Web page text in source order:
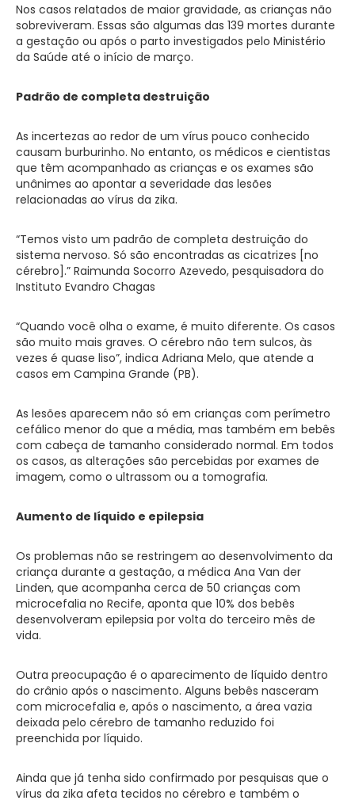
Nos casos relatados de maior gravidade, as crianças não
sobreviveram. Essas são algumas das 139 mortes durante
a gestação ou após o parto investigados pelo Ministério
da Saúde até o início de março.
Padrão de completa destruição
As incertezas ao redor de um vírus pouco conhecido
causam burburinho. No entanto, os médicos e cientistas
que têm acompanhado as crianças e os exames são
unânimes ao apontar a severidade das lesões
relacionadas ao vírus da zika.
“Temos visto um padrão de completa destruição do
sistema nervoso. Só são encontradas as cicatrizes [no
cérebro].” Raimunda Socorro Azevedo, pesquisadora do
Instituto Evandro Chagas
“Quando você olha o exame, é muito diferente. Os casos
são muito mais graves. O cérebro não tem sulcos, às
vezes é quase liso”, indica Adriana Melo, que atende a
casos em Campina Grande (PB).
As lesões aparecem não só em crianças com perímetro
cefálico menor do que a média, mas também em bebês
com cabeça de tamanho considerado normal. Em todos
os casos, as alterações são percebidas por exames de
imagem, como o ultrassom ou a tomografia.
Aumento de líquido e epilepsia
Os problemas não se restringem ao desenvolvimento da
criança durante a gestação, a médica Ana Van der
Linden, que acompanha cerca de 50 crianças com
microcefalia no Recife, aponta que 10% dos bebês
desenvolveram epilepsia por volta do terceiro mês de
vida.
Outra preocupação é o aparecimento de líquido dentro
do crânio após o nascimento. Alguns bebês nasceram
com microcefalia e, após o nascimento, a área vazia
deixada pelo cérebro de tamanho reduzido foi
preenchida por líquido.
Ainda que já tenha sido confirmado por pesquisas que o
vírus da zika afeta tecidos no cérebro e também o